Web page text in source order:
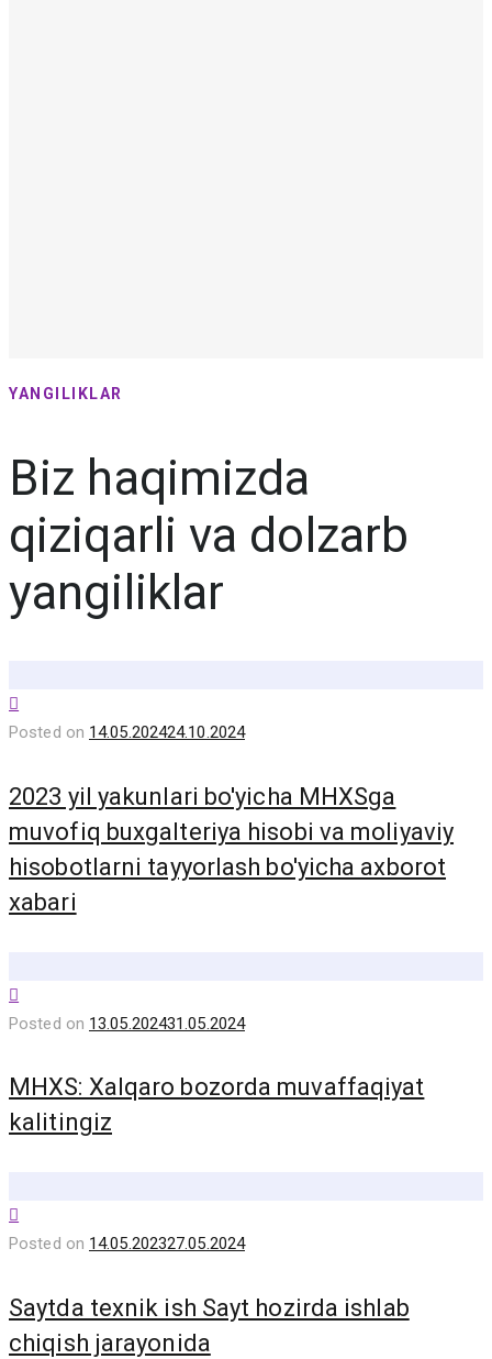
YANGILIKLAR
Biz haqimizda
qiziqarli va dolzarb
yangiliklar
Posted on 14.05.202424.10.2024
2023 yil yakunlari bo'yicha MHXSga
muvofiq buxgalteriya hisobi va moliyaviy
hisobotlarni tayyorlash bo'yicha axborot
xabari
Posted on 13.05.202431.05.2024
MHXS: Xalqaro bozorda muvaffaqiyat
kalitingiz
Posted on 14.05.202327.05.2024
Saytda texnik ish Sayt hozirda ishlab
chiqish jarayonida